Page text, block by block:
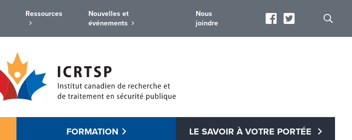
Ressources
Nouvelles et
événements
Nous
joindre
FORMATION LE SAVOIR À VOTRE PORTÉE